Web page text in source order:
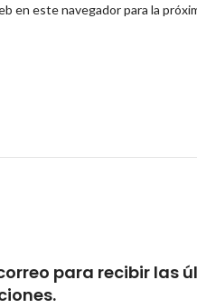
en este navegador para la
para recibir las